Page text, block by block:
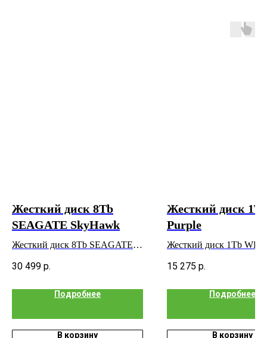
Жесткий диск 8Tb
SEAGATE SkyHawk
Жесткий диск 8Tb SEAGATE
30 499 р.
Подробнее
В корзину
Жесткий диск
Purple
Жесткий диск 1Tb WD
15 275 р.
Подробнее
В корзину